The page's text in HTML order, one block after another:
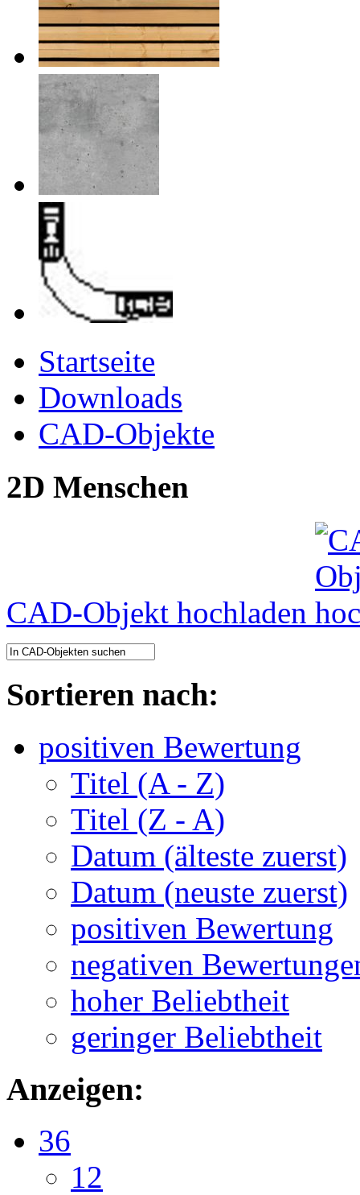
Startseite
Downloads
CAD-Objekte
2D Menschen
CAD-Objekt hochladen
Sortieren nach:
positiven Bewertung
Titel (A - Z)
Titel (Z - A)
Datum (älteste zuerst)
Datum (neuste zuerst)
positiven Bewertung
negativen
hoher Beliebtheit
geringer Beliebtheit
Anzeigen:
36
12